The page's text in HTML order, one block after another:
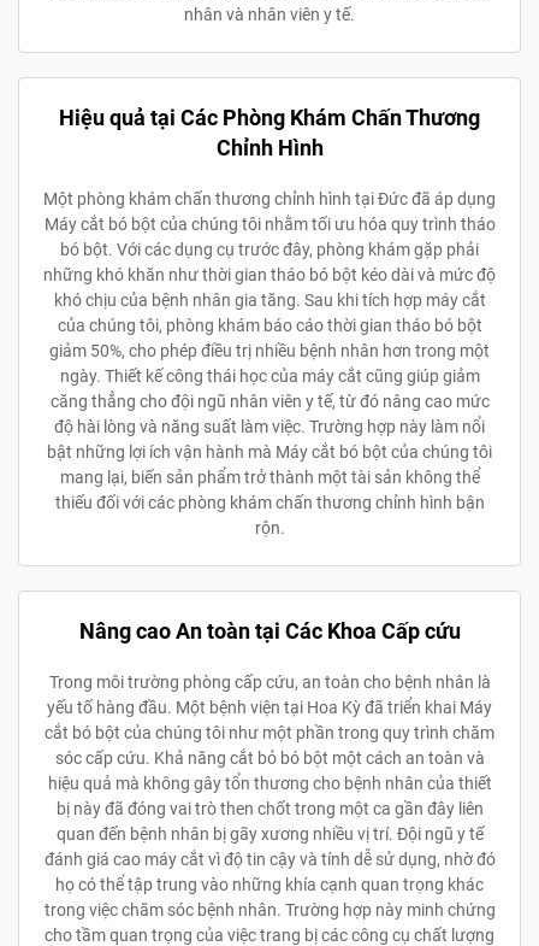
nhân và nhân viên y tế.
Hiệu quả tại Các Phòng Khám Chấn Thương
Chỉnh Hình
Một phòng khám chấn thương chỉnh hình tại Đức đã áp dụng
Máy cắt bó bột của chúng tôi nhằm tối ưu hóa quy trình tháo
bó bột. Với các dụng cụ trước đây, phòng khám gặp phải
những khó khăn như thời gian tháo bó bột kéo dài và mức độ
khó chịu của bệnh nhân gia tăng. Sau khi tích hợp máy cắt
của chúng tôi, phòng khám báo cáo thời gian tháo bó bột
giảm 50%, cho phép điều trị nhiều bệnh nhân hơn trong một
ngày. Thiết kế công thái học của máy cắt cũng giúp giảm
căng thẳng cho đội ngũ nhân viên y tế, từ đó nâng cao mức
độ hài lòng và năng suất làm việc. Trường hợp này làm nổi
bật những lợi ích vận hành mà Máy cắt bó bột của chúng tôi
mang lại, biến sản phẩm trở thành một tài sản không thể
thiếu đối với các phòng khám chấn thương chỉnh hình bận
rộn.
Nâng cao An toàn tại Các Khoa Cấp cứu
Trong môi trường phòng cấp cứu, an toàn cho bệnh nhân là
yếu tố hàng đầu. Một bệnh viện tại Hoa Kỳ đã triển khai Máy
cắt bó bột của chúng tôi như một phần trong quy trình chăm
sóc cấp cứu. Khả năng cắt bỏ bó bột một cách an toàn và
hiệu quả mà không gây tổn thương cho bệnh nhân của thiết
bị này đã đóng vai trò then chốt trong một ca gần đây liên
quan đến bệnh nhân bị gãy xương nhiều vị trí. Đội ngũ y tế
đánh giá cao máy cắt vì độ tin cậy và tính dễ sử dụng, nhờ đó
họ có thể tập trung vào những khía cạnh quan trọng khác
trong việc chăm sóc bệnh nhân. Trường hợp này minh chứng
cho tầm quan trọng của việc trang bị các công cụ chất lượng